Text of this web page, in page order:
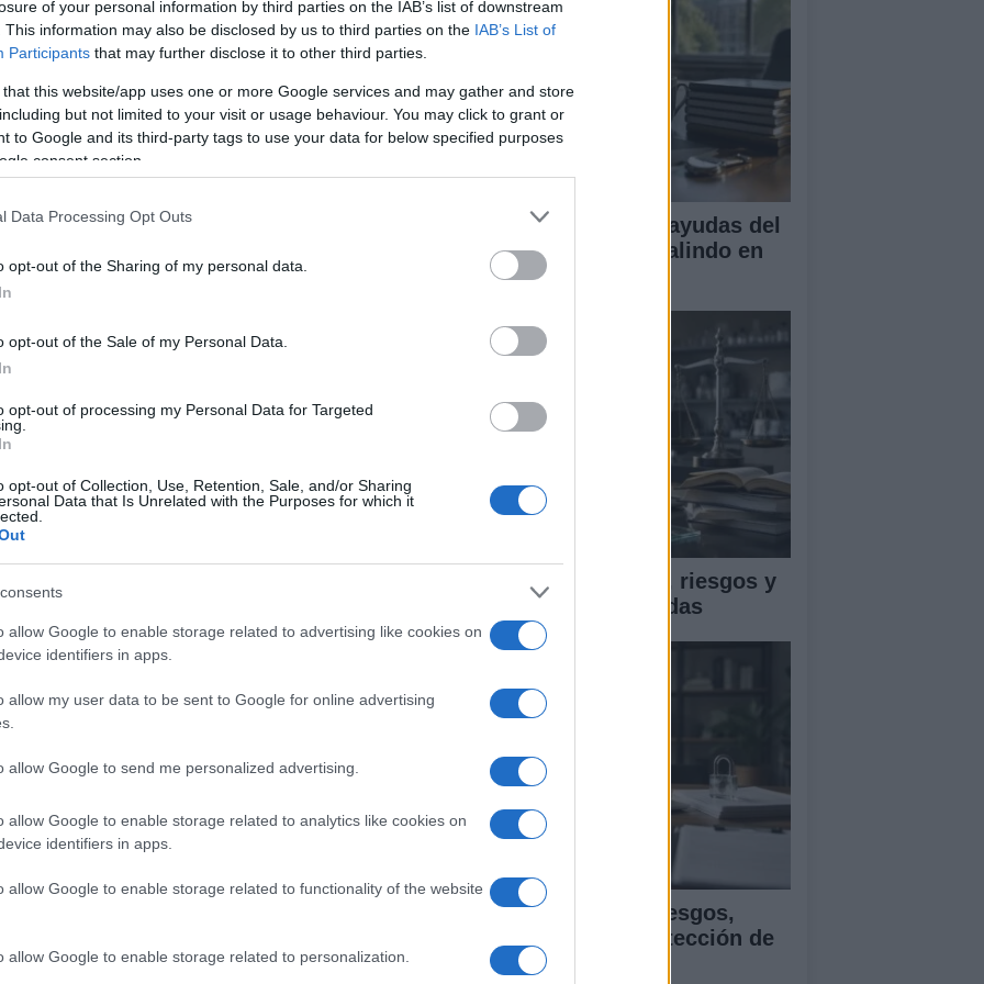
of your personal information by third parties on the IAB’s list of downstream
This information may also be disclosed by us to third parties on the IAB’s List of
Participants that may further disclose it to other third parties.
that this website/app uses one or more Google services and may gather and store
but not limited to your visit or usage behaviour. You may click to grant or
to Google and its third-party tags to use your data for below specified purposes
consent section.
Data Processing Opt Outs
opt-out of the Sharing of my personal data.
opt-out of the Sale of my Personal Data.
opt-out of processing my Personal Data for Targeted
opt-out of Collection, Use, Retention, Sale, and/or Sharing
Data that Is Unrelated with the Purposes for which it
allow Google to enable storage related to advertising like cookies on
identifiers in apps.
allow my user data to be sent to Google for online advertising
allow Google to send me personalized advertising.
allow Google to enable storage related to analytics like cookies on
identifiers in apps.
allow Google to enable storage related to functionality of the website
allow Google to enable storage related to personalization.
desde el equipo móvil y subirlas a las plataformas
móvil de gama media puede producir una
mundo de la
afectadas es que el teléfono móvil siempre está a
está en nuestro bolsillo. El teléfono móvil se
vida diaria en todos los sentidos.
lasaplicaciones
la toma a una exposición alta de luz.
UJA obtiene cuatro ayudas del
programa Beatriz Galindo en
2026
Ética en IA: marcos, riesgos y
mitigaciones aplicadas
Guía para evaluar sesgos,
transparencia y protección de
datos en IA